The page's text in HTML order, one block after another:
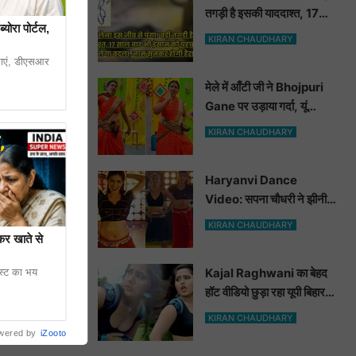
का समापन
तगड़ी है इसकी याददाश्त, 17
साल बाद भी इंसान को पहचानकर
KIRAN CHAUDHARY
मेले में आँटी जी ने Bhojpuri
Gane पर उड़ाया गर्दा, यूं
मटकाई कमर देख भोजपुरी
KIRAN CHAUDHARY
Haryanvi Dance
Video: सपना चौधरी ने झीनी
कुर्ती में जोबन हिलाकर कुँवारों को
KIRAN CHAUDHARY
Kajal Raghwani का बेहद
हॉट वीडियो छुड़ा रहा यूपी बिहार
वालों के पसीने, वीडियो देख आप
KIRAN CHAUDHARY
पोर्टल,
डीएसआर
खाते से
का भय
by iZooto